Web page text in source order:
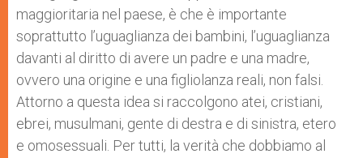
maggioritaria nel paese, è che è importante
soprattutto l’uguaglianza dei bambini, l’uguaglianza
davanti al diritto di avere un padre e una madre,
ovvero una origine e una figliolanza reali, non falsi.
Attorno a questa idea si raccolgono atei, cristiani,
ebrei, musulmani, gente di destra e di sinistra, etero
e omosessuali. Per tutti, la verità che dobbiamo al